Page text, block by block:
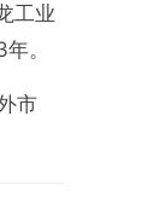
工业
。
市